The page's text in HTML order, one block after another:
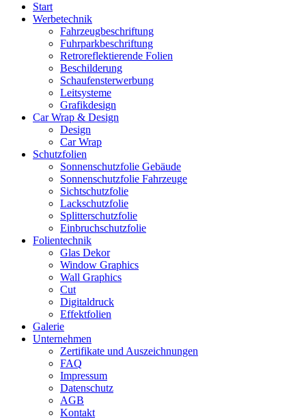
Start
Werbetechnik
Fahrzeugbeschriftung
Fuhrparkbeschriftung
Retroreflektierende Folien
Beschilderung
Schaufensterwerbung
Leitsysteme
Grafikdesign
Car Wrap & Design
Design
Car Wrap
Schutzfolien
Sonnenschutzfolie Gebäude
Sonnenschutzfolie Fahrzeuge
Sichtschutzfolie
Lackschutzfolie
Splitterschutzfolie
Einbruchschutzfolie
Folientechnik
Glas Dekor
Window Graphics
Wall Graphics
Cut
Digitaldruck
Effektfolien
Galerie
Unternehmen
Zertifikate und Auszeichnungen
FAQ
Impressum
Datenschutz
AGB
Kontakt